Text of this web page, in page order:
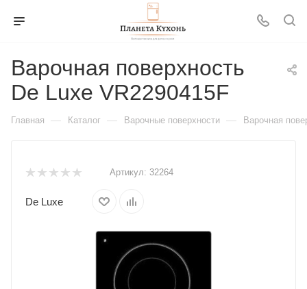
Варочная поверхность
De Luxe VR2290415F
Главная — Каталог — Варочные поверхности — Варочная
Артикул: 32264
De Luxe